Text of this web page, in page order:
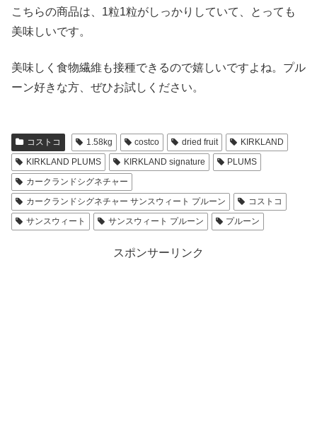
こちらの商品は、1粒1粒がしっかりしていて、とっても
美味しいです。
美味しく食物繊維も接種できるので嬉しいですよね。プル
ーン好きな方、ぜひお試しください。
コストコ 1.58kg costco dried fruit
KIRKLAND
KIRKLAND PLUMS
KIRKLAND signature
PLUMS
カークランドシグネチャー
カークランドシグネチャー サンスウィート プルーン
コストコ
サンスウィート
サンスウィート プルーン プルーン
スポンサーリンク